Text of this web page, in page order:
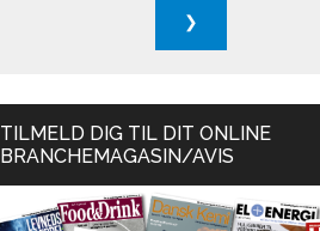
TILMELD DIG TIL DIT ONLINE
BRANCHEMAGASIN/AVIS